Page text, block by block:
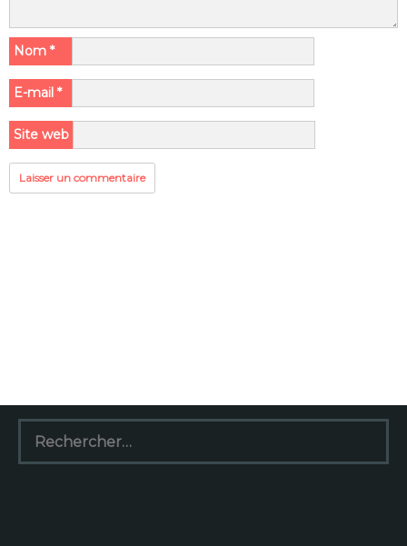
Nom *
E-mail *
Site web
Rechercher :